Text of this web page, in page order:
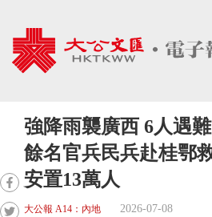
強降雨襲廣西 6人遇
餘名官兵民兵赴桂鄂
安置13萬人
大公報 A14：內地 2026-07-08